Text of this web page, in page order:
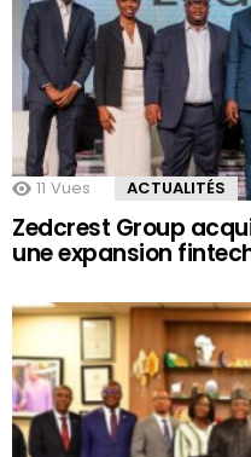
11 Vues ACTUALITÉS
Zedcrest Group
une expansion